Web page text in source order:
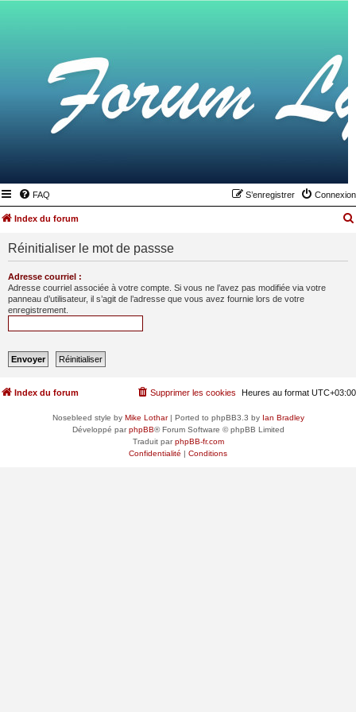
FAQ Connexion
S’enregistrer
Index du forum
Réinitialiser le mot de passse
Adresse courriel :
Adresse courriel associée à votre compte. Si vous ne l’avez pas modifiée via votre
panneau d’utilisateur, il s’agit de l’adresse que vous avez fournie lors de votre
enregistrement.
Index du forum Heures au format UTC+03:00
Supprimer les cookies
Nosebleed style by Mike Lothar| Ported to phpBB3.3 by Ian Bradley
Développé parphpBB® Forum Software © phpBB Limited
Traduit parphpBB-fr.com
Confidentialité | Conditions